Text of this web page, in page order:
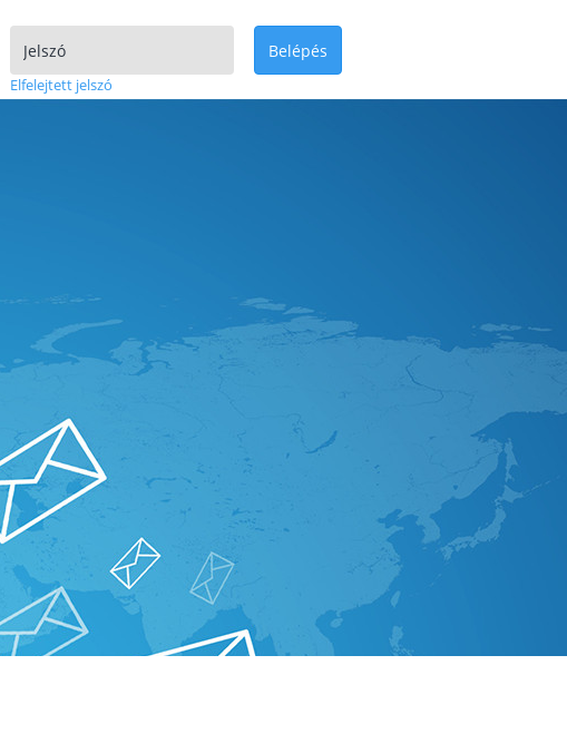
Elfelejtett jelszó
Belépés